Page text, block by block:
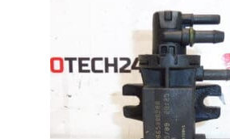
Ολοκλήρωση αγοράς
Οροι και Προϋποθέσεις
Παγκόσμια αποστολή